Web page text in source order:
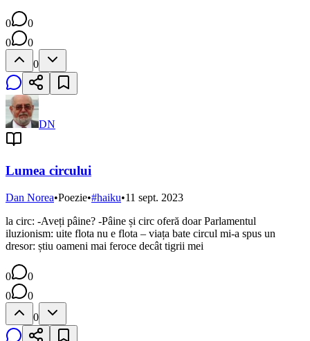
0
0
0
0
0
DN
Lumea circului
Dan Norea•Poezie•#haiku•11 sept. 2023
la circ: -Aveți pâine? -Pâine și circ oferă doar Parlamentul
iluzionism: uite flota nu e flota – viața bate circul mi-a spus un
dresor: știu oameni mai feroce decât tigrii mei
0
0
0
0
0